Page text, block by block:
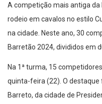
A competição mais antiga da
rodeio em cavalos no estilo
na cidade. Neste ano, 30
Barretão 2024, divididos em
Na 1ª turma, 15
quinta-feira (22). O destaque
Barreto, da cidade de